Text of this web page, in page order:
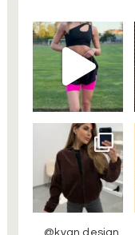
@kvan.design